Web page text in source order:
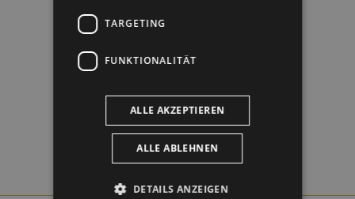
TARGETING
FUNKTIONALITÄT
ALLE AKZEPTIEREN
ALLE ABLEHNEN
DETAILS ANZEIGEN